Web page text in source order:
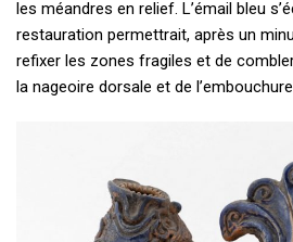
les méandres en relief. L’émail bleu
restauration permettrait, après un
refixer les zones fragiles et de
la nageoire dorsale et de